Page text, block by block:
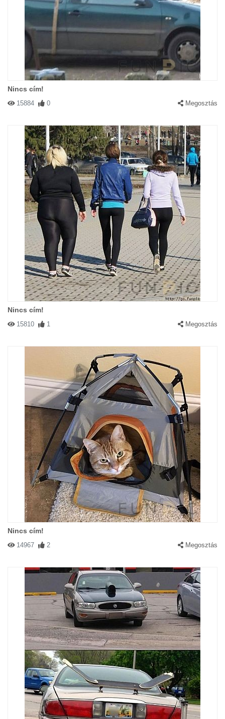
Nincs cím!
15884 0 Megosztás
Nincs cím!
15810 1 Megosztás
Nincs cím!
14967 2 Megosztás